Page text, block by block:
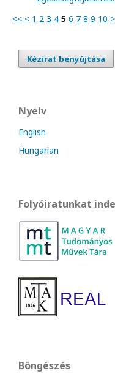
<< < 1 2 3 4 5 6 7 8 9 10 >
Kézirat benyújtása
Nyelv
English
Hungarian
Folyóiratunkat
Böngészés